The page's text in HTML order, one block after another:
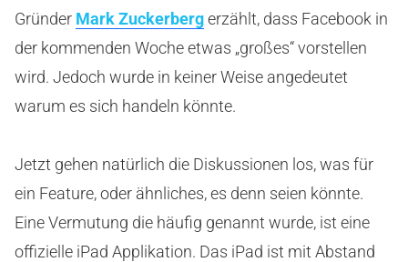
Gründer Mark Zuckerbergerzählt, dass Facebook in
der kommenden Woche etwas „großes“ vorstellen
wird. Jedoch wurde in keiner Weise angedeutet
warum es sich handeln könnte.
Jetzt gehen natürlich die Diskussionen los, was für
ein Feature, oder ähnliches, es denn seien könnte.
Eine Vermutung die häufig genannt wurde, ist eine
offizielle iPad Applikation. Das iPad ist mit Abstand